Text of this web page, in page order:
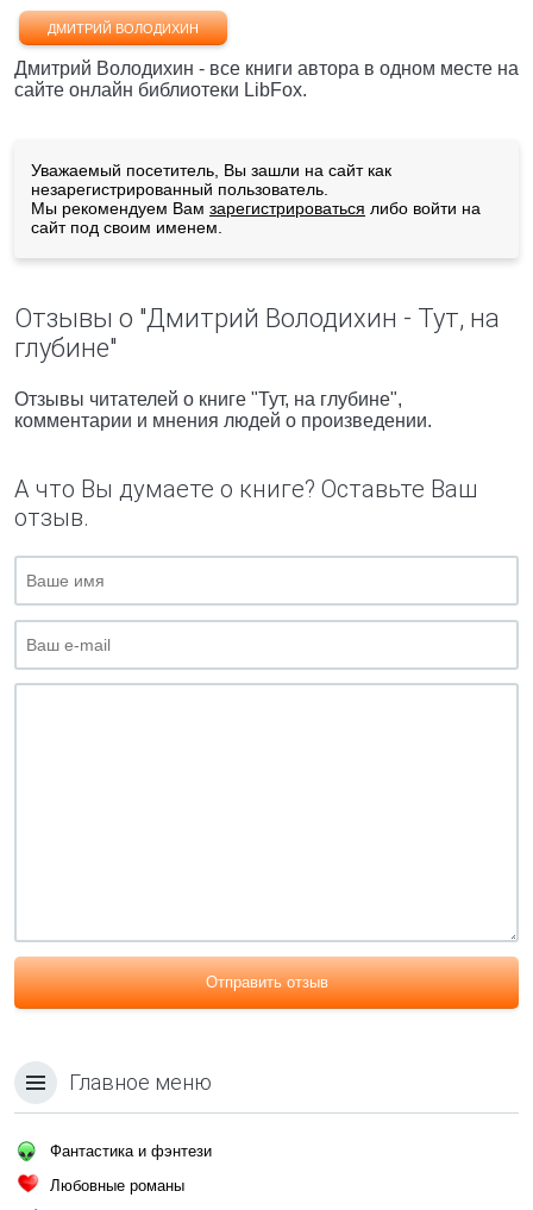
ДМИТРИЙ ВОЛОДИХИН
Дмитрий Володихин - все книги автора в одном месте на
сайте онлайн библиотеки LibFox.
Уважаемый посетитель, Вы зашли на сайт как
незарегистрированный пользователь.
Мы рекомендуем Вам зарегистрироваться либо войти на
сайт под своим именем.
Отзывы о "Дмитрий Володихин - Тут, на
глубине"
Отзывы читателей о книге "Тут, на глубине",
комментарии и мнения людей о произведении.
А что Вы думаете о книге? Оставьте Ваш
отзыв.
Отправить отзыв
Главное меню
Фантастика и фэнтези
Любовные романы